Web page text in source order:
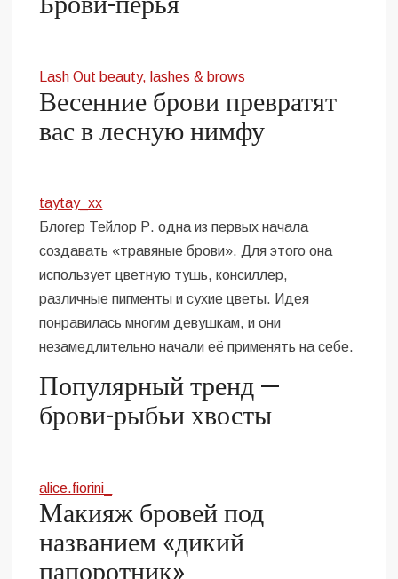
Lash Out beauty, lashes & brows
Весенние брови превратят
вас в лесную нимфу
taytay_xx
Блогер Тейлор Р. одна из первых начала
создавать «травяные брови». Для этого она
использует цветную тушь, консиллер,
различные пигменты и сухие цветы. Идея
понравилась многим девушкам, и они
незамедлительно начали её применять на себе.
Популярный тренд —
брови-рыбьи хвосты
alice.fiorini_
Макияж бровей под
названием «дикий